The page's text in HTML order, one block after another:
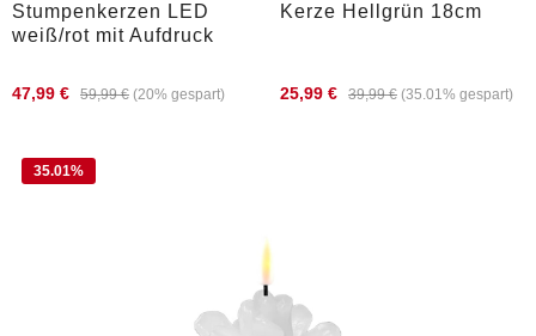
Stumpenkerzen LED
weiß/rot mit Aufdruck
47,99 € 59,99 € (20% gespart)
Kerze Hellgrün 18cm
25,99 € 39,99 € (35.01% gespart)
35.01%